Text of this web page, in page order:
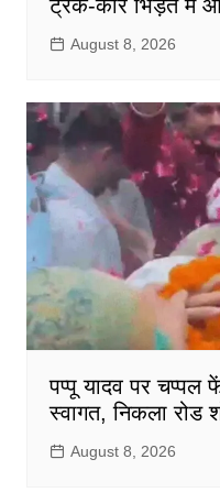
ट्रक-कार भिड़ंत में
August 8, 2026
पप्पू यादव पर
स्वागत, निकला रोड
August 8, 2026